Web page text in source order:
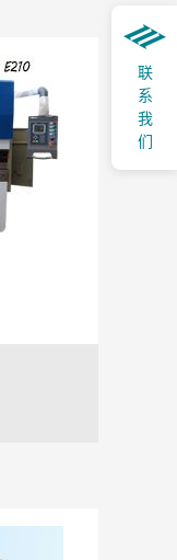
联系我们